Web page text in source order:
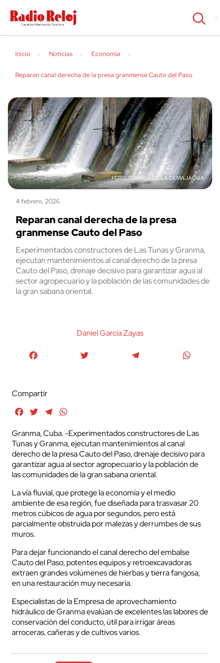
cerrar
Inicio Noticias Economía
Reparan canal derecha de la presa granmense Cauto del Paso
TOMADA DE LA DEMAJAGUA
4 febrero, 2026
Reparan canal derecha de la presa
granmense Cauto del Paso
Experimentados constructores de Las Tunas y Granma,
ejecutan mantenimientos al canal derecho de la presa
Cauto del Paso, drenaje decisivo para garantizar agua al
sector agropecuario y la población de las comunidades de
la gran sabana oriental.
Daniel García Zayas
Compartir
FacebookTwitterTelegram
Granma, Cuba. -Experimentados constructores de Las
Tunas y Granma, ejecutan mantenimientos al canal
derecho de la presa Cauto del Paso, drenaje decisivo para
garantizar agua al sector agropecuario y la población de
las comunidades de la gran sabana oriental.
La vía fluvial, que protege la economía y el medio
ambiente de esa región, fue diseñada para trasvasar 20
metros cúbicos de agua por segundos, pero está
parcialmente obstruida por malezas y derrumbes de sus
muros.
Para dejar funcionando el canal derecho del embalse
Cauto del Paso, potentes equipos y retroexcavadoras
extraen grandes volúmenes de hierbas y tierra fangosa,
en una restauración muy necesaria.
Especialistas de la Empresa de aprovechamiento
hidráulico de Granma evalúan de excelentes las labores de
conservación del conducto, útil para irrigar áreas
arroceras, cañeras y de cultivos varios.